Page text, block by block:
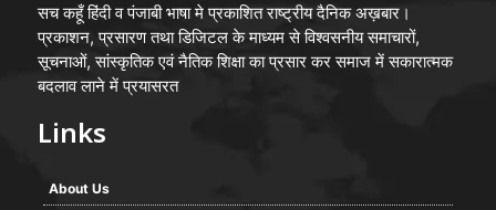
सच कहूँ हिंदी व पंजाबी भाषा मे प्रकाशित राष्ट्रीय दैनिक अख़बार।
प्रकाशन, प्रसारण तथा डिजिटल के माध्यम से विश्वसनीय समाचारों,
सूचनाओं, सांस्कृतिक एवं नैतिक शिक्षा का प्रसार कर समाज में सकारात्मक
बदलाव लाने में प्रयासरत
Links
About Us